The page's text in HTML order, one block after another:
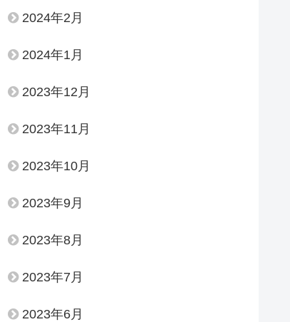
2024年2月
2024年1月
2023年12月
2023年11月
2023年10月
2023年9月
2023年8月
2023年7月
2023年6月